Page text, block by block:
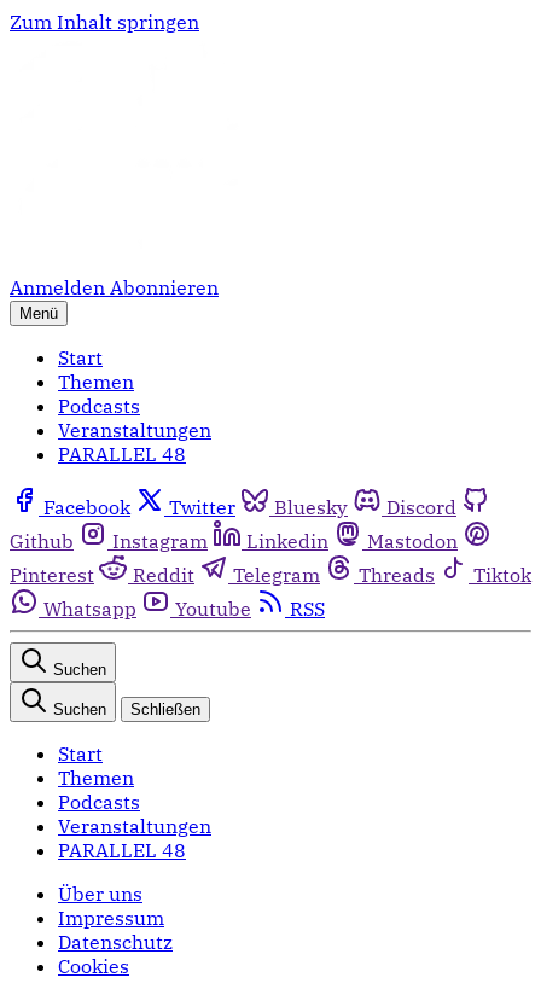
Zum Inhalt springen
Anmelden Abonnieren
Menü
Start
Themen
Podcasts
Veranstaltungen
PARALLEL 48
Facebook Twitter Bluesky
Discord
Github
Instagram Linkedin
Mastodon
Pinterest
Reddit Telegram Threads
Tiktok
Whatsapp
Youtube RSS
Suchen
Suchen Schließen
Start
Themen
Podcasts
Veranstaltungen
PARALLEL 48
Über uns
Impressum
Datenschutz
Cookies